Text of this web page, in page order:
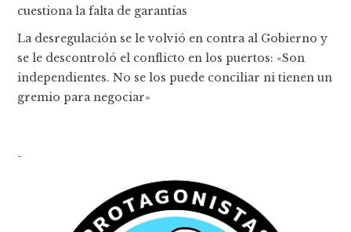
cuestiona la falta de garantías
La desregulación se le volvió en contra al Gobierno y
se le descontroló el conflicto en los puertos: «Son
independientes. No se los puede conciliar ni tienen un
gremio para negociar»
-